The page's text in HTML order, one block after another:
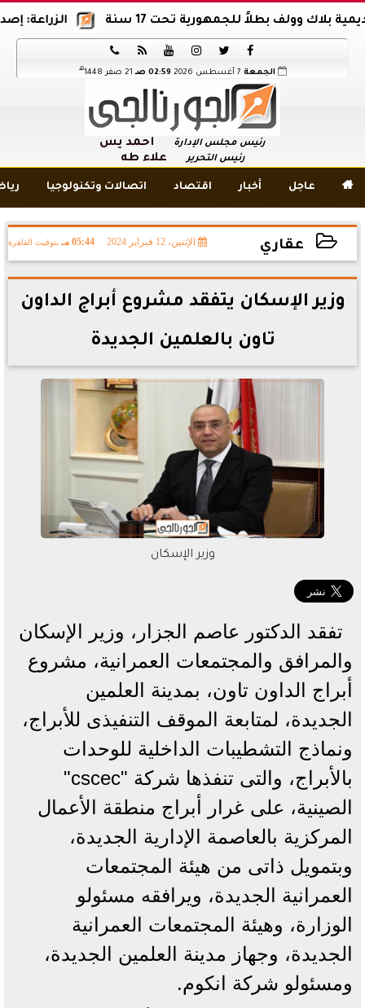
الزراعة: إصدار 12 ألف موافقة وتصريح بالمبيدات خلال 6 شهور وولف بطلاً للجمهورية تحت 17 سنة






الجمعة 02:59 صـ 21 صفر 1448 هـ
رئيس مجلس الإدارة أحمد يس
رئيس التحرير علاء طه
 عاجل أخبار اقتصاد اتصالات وتكنولوجيا
عقاري الإثنين، 12 فبراير 2024 05:44 مـ بتوقيت القاهرة
2024-02-12 17:44:10
وزير الإسكان يتفقد مشروع أبراج الداون
تاون بالعلمين الجديدة
وزير الإسكان
تفقد الدكتور عاصم الجزار، وزير الإسكان
والمرافق والمجتمعات العمرانية، مشروع
أبراج الداون تاون، بمدينة العلمين
الجديدة، لمتابعة الموقف التنفيذى للأبراج،
ونماذج التشطيبات الداخلية للوحدات
بالأبراج، والتى تنفذها شركة "cscec"
الصينية، على غرار أبراج منطقة الأعمال
المركزية بالعاصمة الإدارية الجديدة،
وبتمويل ذاتى من هيئة المجتمعات
العمرانية الجديدة، ويرافقه مسئولو
الوزارة، وهيئة المجتمعات العمرانية
الجديدة، وجهاز مدينة العلمين الجديدة،
ومسئولو شركة انكوم.